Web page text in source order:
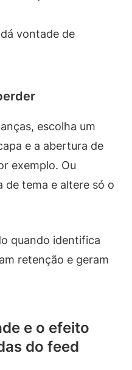
vontade de
escolha um
e a abertura de
exemplo. Ou
de tema e altere só o
quando identifica
retenção e geram
e o efeito
do feed